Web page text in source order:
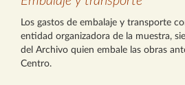
Los gastos de embalaje y transporte
entidad organizadora de la muestra,
del Archivo quien embale las obras
Centro.